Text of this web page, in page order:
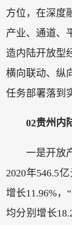
方位，在深度
产业、通道、
造内陆开放型
横向联动、纵
任务部署落到
02贵州内
一是开放
2020年546.5
增长11.96%
均分别增长